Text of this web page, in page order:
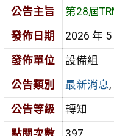
公告主旨
第28屆
發佈日期
2026 年 5
發佈單位
設備組
公告類別
最新消息,
公告等級
轉知